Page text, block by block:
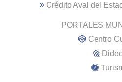
Crédito Aval del
PORTALES
Centro